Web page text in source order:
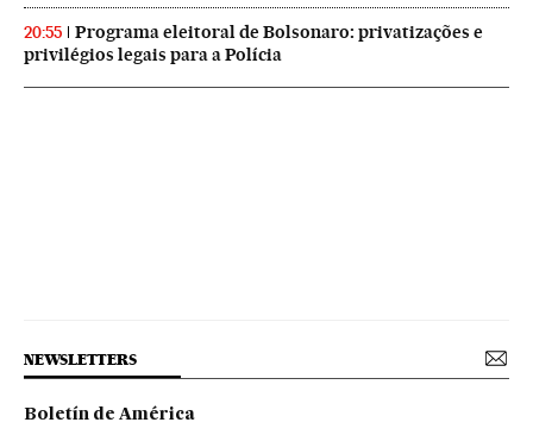
20:55
Programa eleitoral de Bolsonaro: privatizações e
privilégios legais para a Polícia
NEWSLETTERS
Boletín de América